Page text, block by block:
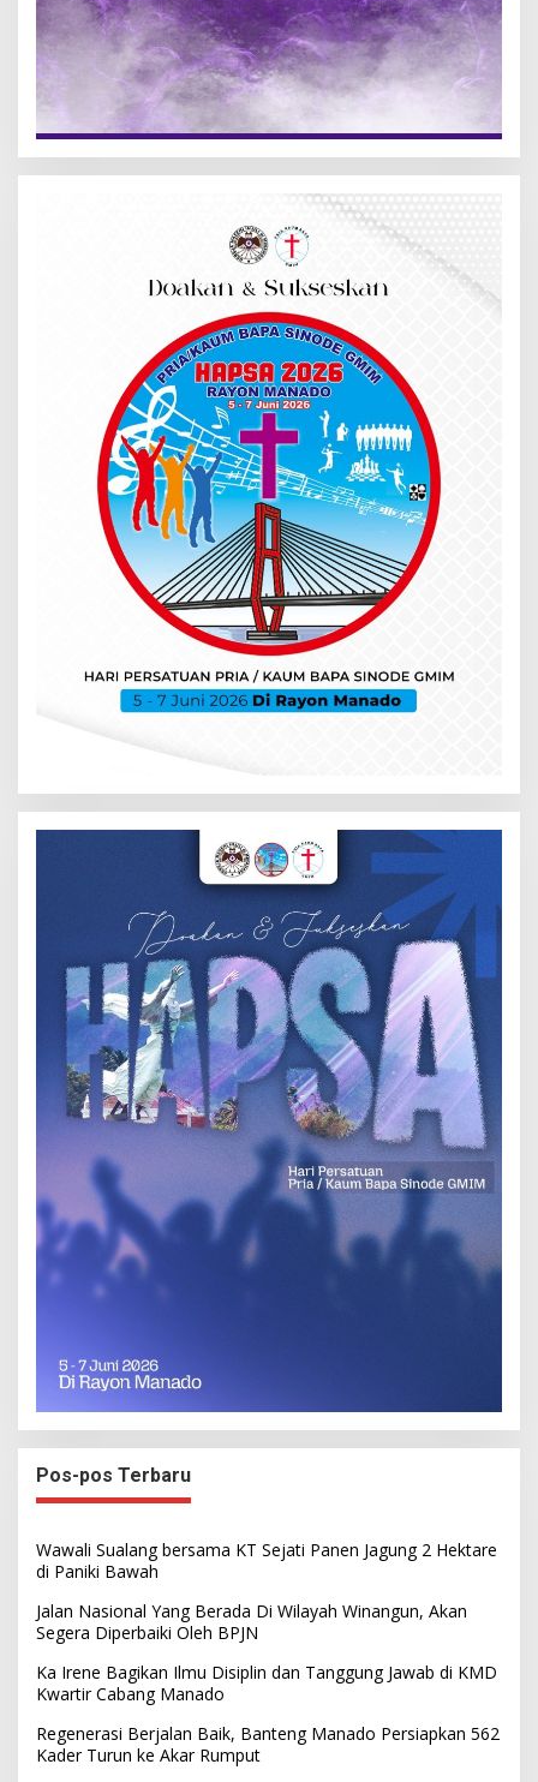
Pos-pos Terbaru
Wawali Sualang bersama KT Sejati Panen Jagung 2 Hektare
di Paniki Bawah
Jalan Nasional Yang Berada Di Wilayah Winangun, Akan
Segera Diperbaiki Oleh BPJN
Ka Irene Bagikan Ilmu Disiplin dan Tanggung Jawab di KMD
Kwartir Cabang Manado
Regenerasi Berjalan Baik, Banteng Manado Persiapkan 562
Kader Turun ke Akar Rumput